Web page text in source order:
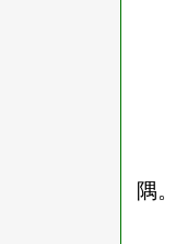
隅。